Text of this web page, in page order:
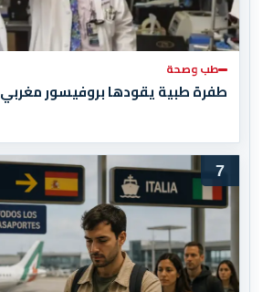
طب وصحة
طفرة طبية يقودها بروفيسور مغربي
7